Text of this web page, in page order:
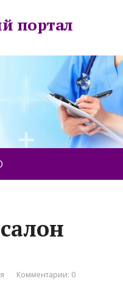
портал
Комментарии: 0